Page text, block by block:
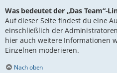
Was bedeutet der „Das Team“-
Auf dieser Seite findest du eine
einschließlich der
hier auch weitere Informationen
Einzelnen moderieren.
Nach oben